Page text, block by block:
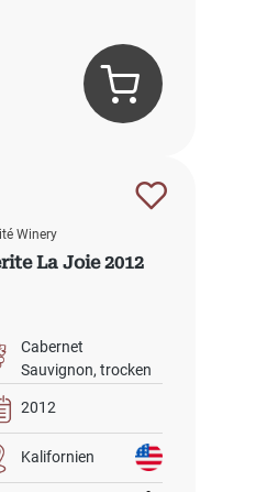
Winery
La Joie 2012
Cabernet
Sauvignon trocken
2012
Kalifornien